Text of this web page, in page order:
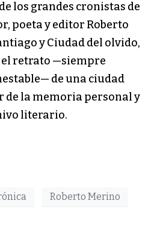
los grandes cronistas de
poeta y editor Roberto
y Ciudad del olvido,
retrato —siempre
de una ciudad
de la memoria personal y
literario.
Roberto Merino